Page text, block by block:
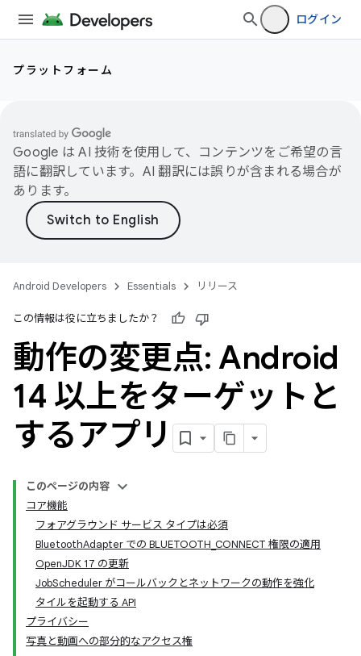
ログイン
プラットフォーム
Google は AI 技術を使用して、コンテンツをご希望の言
語に翻訳しています。AI 翻訳には誤りが含まれる場合が
あります。
Android Developers Essentials リリース
この情報は役に立ちましたか？
動作の変更点: Android
14 以上をターゲットと
するアプリ
このページの内容
コア機能
フォアグラウンド サービス タイプは必須
BluetoothAdapter での BLUETOOTH_CONNECT 権限の適用
OpenJDK 17 の更新
JobScheduler がコールバックとネットワークの動作を強化
タイルを起動する API
プライバシー
写真と動画への部分的なアクセス権